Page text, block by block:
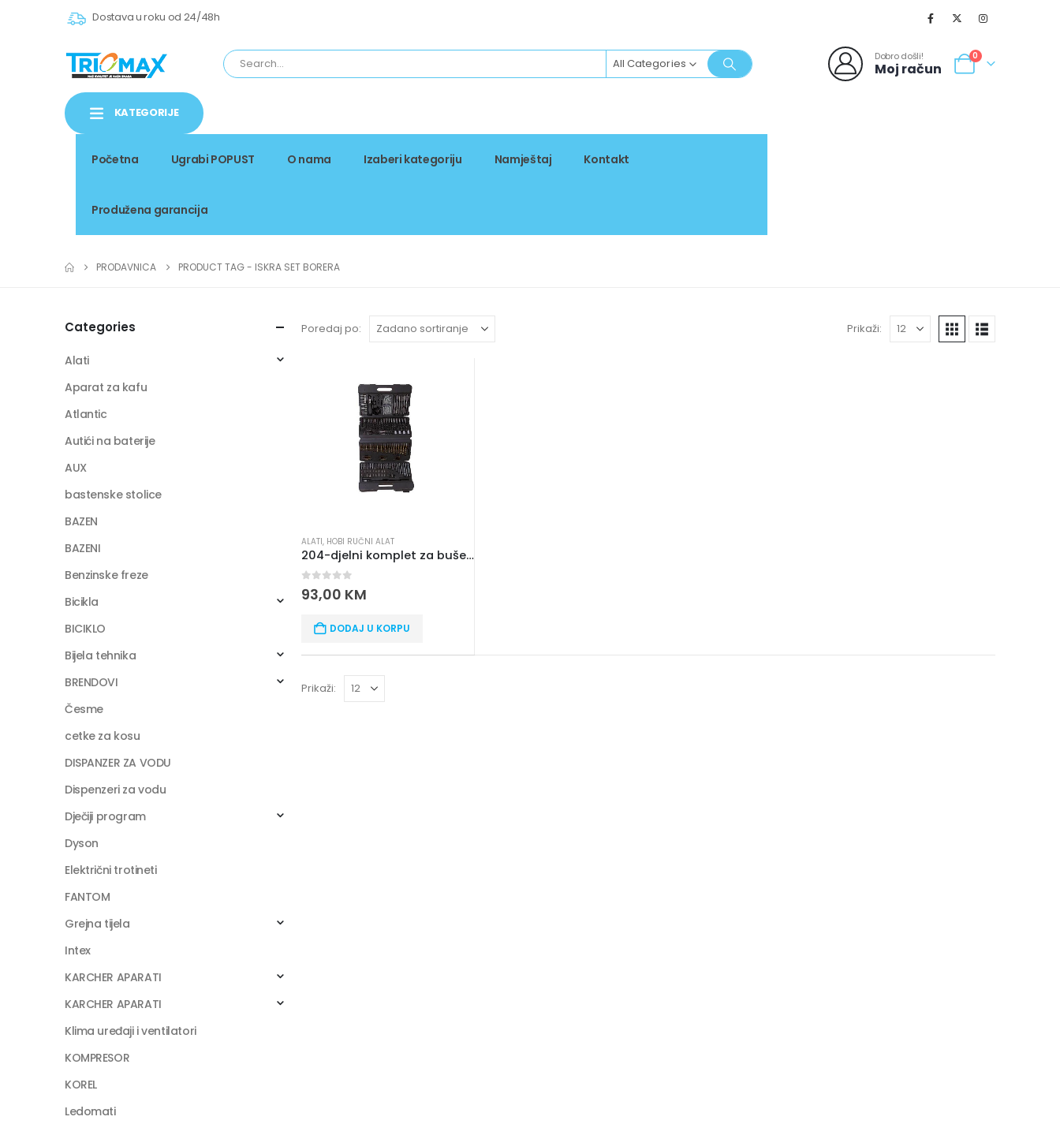
Dostava u roku od 24/48h
All Categories Dobro došli!
Moj račun
0
KATEGORIJE
Početna Ugrabi POPUST O nama Izaberi kategoriju Namještaj Kontakt
Produžena garancija
PRODAVNICA PRODUCT TAG - ISKRA SET BORERA
Poredaj po: Prikaži:
ALATI, HOBI RUČNI ALAT
204-djelni komplet za bušenje i vijačenje Iskra ERO FST204
0 out of 5
93,00 KM
DODAJ U KORPU
Prikaži:
Categories
Alati
Aparat za kafu
Atlantic
Autići na baterije
AUX
bastenske stolice
BAZEN
BAZENI
Benzinske freze
Bicikla
BICIKLO
Bijela tehnika
BRENDOVI
Česme
cetke za kosu
DISPANZER ZA VODU
Dispenzeri za vodu
Dječiji program
Dyson
Električni trotineti
FANTOM
Grejna tijela
Intex
KARCHER APARATI
KARCHER APARATI
Klima uređaji i ventilatori
KOMPRESOR
KOREL
Ledomati